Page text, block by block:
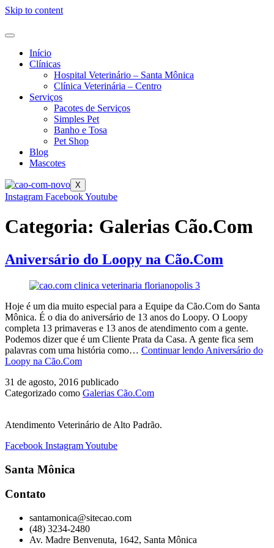
Skip to content
Início
Clínicas
Hospital Veterinário – Santa Mônica
Clínica Veterinária – Centro
Serviços
Pacotes de Serviços
Simples Pet
Banho e Tosa
Pet Shop
Blog
Mascotes
X
Instagram FacebookYoutube
Categoria: Galerias Cão.Com
Aniversário do Loopy na Cão.Com
Hoje é um dia muito especial para a Equipe da Cão.Com do Santa
Mônica. É o dia do aniversário de 13 anos do Loopy. O Loopy
completa 13 primaveras e 13 anos de atendimento com a gente.
Podemos dizer que é um Cliente Prata da Casa. A gente fica sem
palavras com uma história como… Continuar lendo Aniversário do
Loopy na Cão.Com
31 de agosto, 2016 publicado
Categorizado como Galerias Cão.Com
Atendimento Veterinário de Alto Padrão.
Facebook InstagramYoutube
Santa Mônica
Contato
santamonica@sitecao.com
(48) 3234-2480
Av. Madre Benvenuta, 1642, Santa Mônica